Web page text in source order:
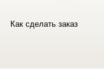
Как сделать заказ